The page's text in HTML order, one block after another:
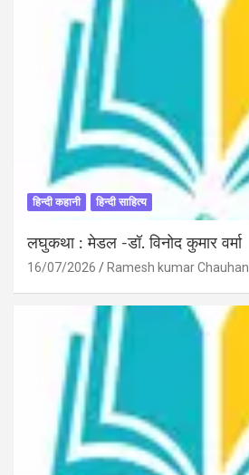
हिन्दी कहानी हिन्दी साहित्य
लघुकथा : मेडल -डॉ. विनोद कुमार वर्मा
16/07/2026 Ramesh kumar Chauhan